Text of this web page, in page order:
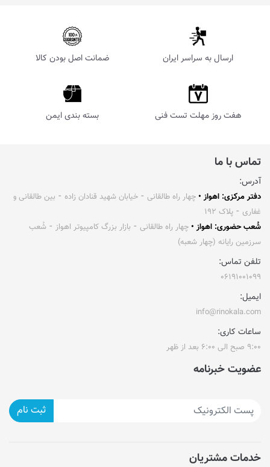
ارسال به سراسر ایران ضمانت اصل بودن کالا
هفت روز مهلت تست فنی بسته بندی ایمن
تماس با ما
آدرس:
دفتر مرکزی: اهواز • چهار راه طالقانی ⁃ خیابان شهید قنادان زاده ⁃ بین طالقانی و
غفاری ⁃ پلاک ۱۹۲
شُعب حضوری: اهواز • چهار راه طالقانی ⁃ بازار بزرگ کامپیوتر اهواز ⁃ شُعب
سرزمین رایانه (چهار شعبه)
تلفن تماس:
۰۶۱۹۱۰۰۱۰۹۹
ایمیل:
info@rinokala.com
ساعات کاری:
۹:۰۰ صبح الی ۶:۰۰ بعد از ظهر
عضویت خبرنامه
ثبت نام
خدمات مشتریان